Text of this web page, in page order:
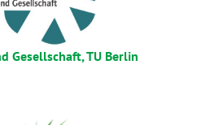
Gesellschaft, TU Berlin